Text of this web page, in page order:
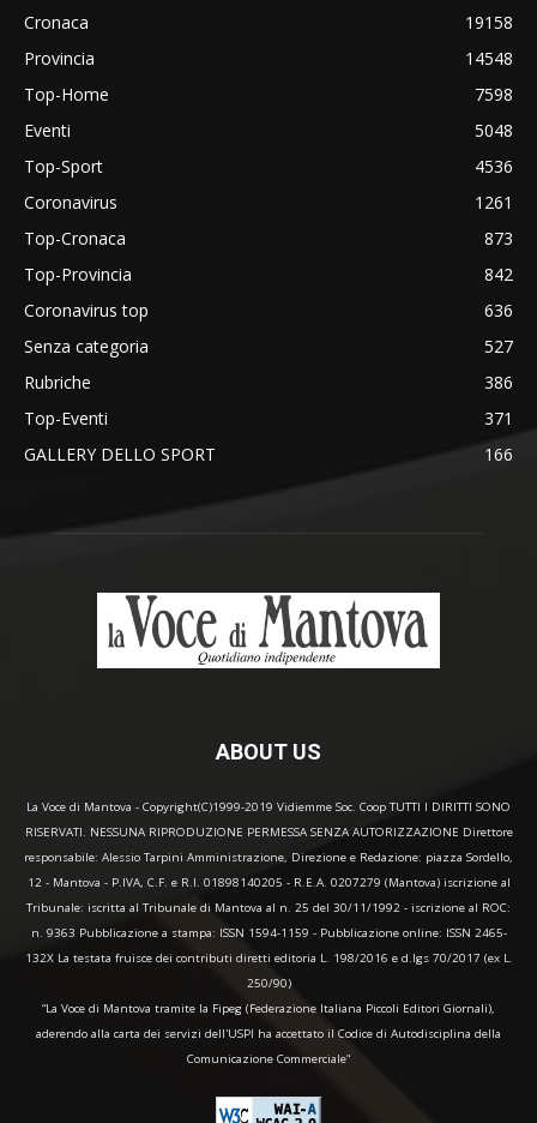
Cronaca
19158
Provincia
14548
Top-Home
7598
Eventi
5048
Top-Sport
4536
Coronavirus
1261
Top-Cronaca
873
Top-Provincia
842
Coronavirus top
636
Senza categoria
527
Rubriche
386
Top-Eventi
371
GALLERY DELLO SPORT
166
ABOUT US
La Voce di Mantova - Copyright(C)1999-2019 Vidiemme Soc. Coop TUTTI I DIRITTI SONO
RISERVATI. NESSUNA RIPRODUZIONE PERMESSA SENZA AUTORIZZAZIONE Direttore
responsabile: Alessio Tarpini Amministrazione, Direzione e Redazione: piazza Sordello,
12 - Mantova - P.IVA, C.F. e R.I. 01898140205 - R.E.A. 0207279 (Mantova) iscrizione al
Tribunale: iscritta al Tribunale di Mantova al n. 25 del 30/11/1992 - iscrizione al ROC:
n. 9363 Pubblicazione a stampa: ISSN 1594-1159 - Pubblicazione online: ISSN 2465-
132X La testata fruisce dei contributi diretti editoria L. 198/2016 e d.lgs 70/2017 (ex L.
250/90)
“La Voce di Mantova tramite la Fipeg (Federazione Italiana Piccoli Editori Giornali),
aderendo alla carta dei servizi dell'USPI ha accettato il Codice di Autodisciplina della
Comunicazione Commerciale"